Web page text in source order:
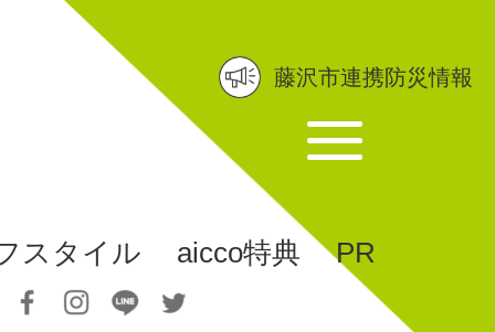
スタイル aicco特典 PR
藤沢市連携防災情報